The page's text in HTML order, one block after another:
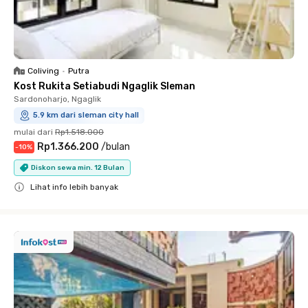
Coliving • Putra
Kost Rukita Setiabudi Ngaglik Sleman
Sardonoharjo, Ngaglik
5.9 km dari sleman city hall
mulai dari Rp1.518.000
-10% Rp1.366.200 /bulan
Diskon sewa min. 12 Bulan
Lihat info lebih banyak